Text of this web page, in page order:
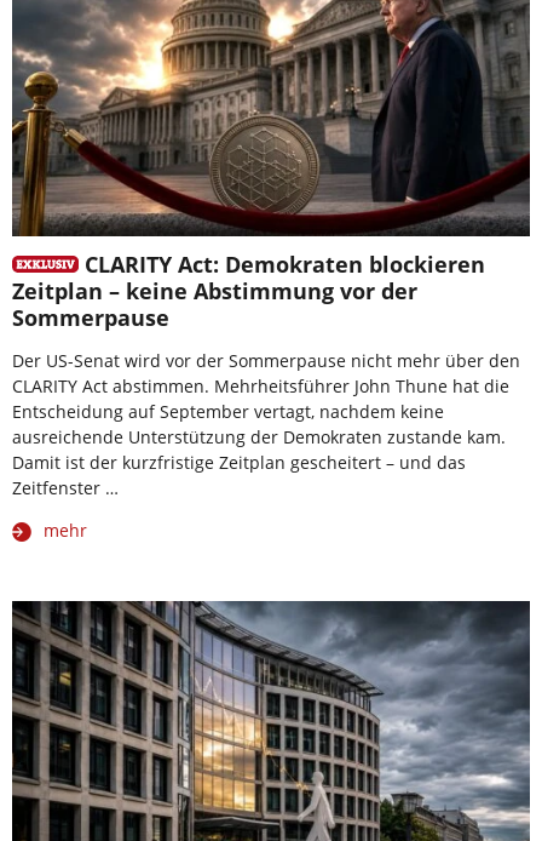
CLARITY Act: Demokraten blockieren
Zeitplan – keine Abstimmung vor der
Sommerpause
Der US-Senat wird vor der Sommerpause nicht mehr über den
CLARITY Act abstimmen. Mehrheitsführer John Thune hat die
Entscheidung auf September vertagt, nachdem keine
ausreichende Unterstützung der Demokraten zustande kam.
Damit ist der kurzfristige Zeitplan gescheitert – und das
Zeitfenster …
mehr